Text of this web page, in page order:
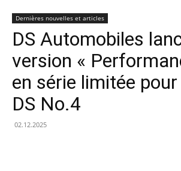
Dernières nouvelles et articles
DS Automobiles
version «
en série limitée
DS No.4
02.12.2025